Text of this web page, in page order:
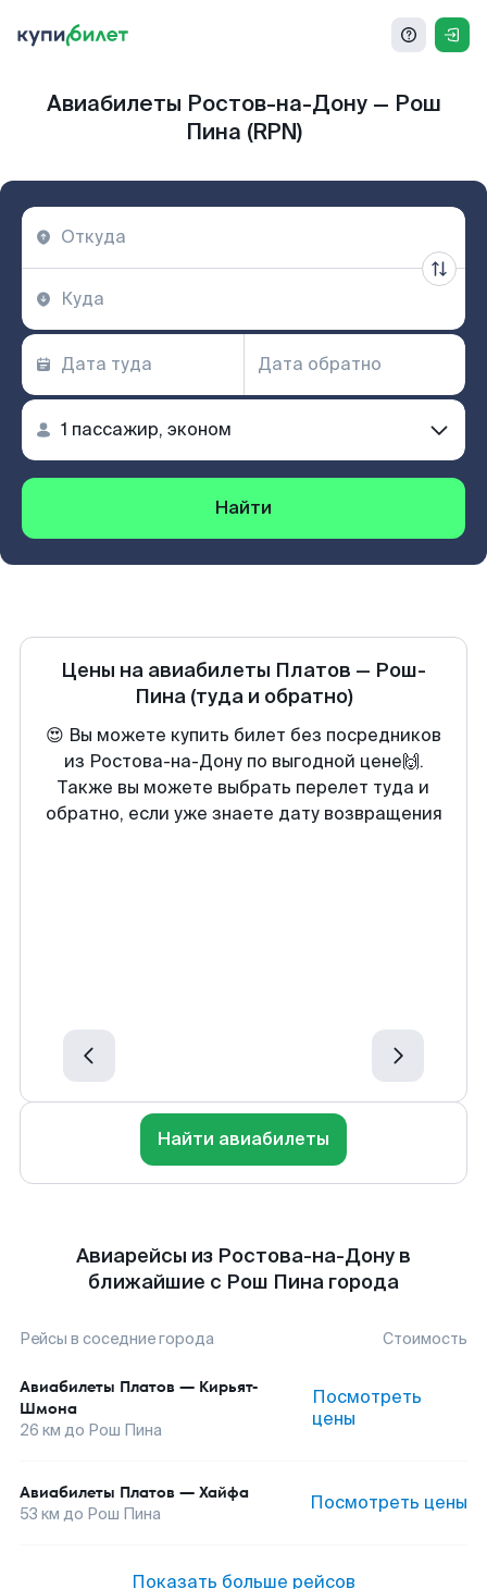
Авиабилеты Ростов-на-Дону — Рош
Пина (RPN)
Найти
Цены на авиабилеты Платов — Рош-
Пина (туда и обратно)
😍 Вы можете купить билет без посредников
из Ростова-на-Дону по выгодной цене🙌.
Также вы можете выбрать перелет туда и
обратно, если уже знаете дату возвращения
Найти авиабилеты
Авиарейсы из Ростова-на-Дону в
ближайшие с Рош Пина города
Рейсы в соседние города Стоимость
Авиабилеты Платов — Кирьят-
Шмона
26 км до Рош Пина
Посмотреть
цены
Авиабилеты Платов — Хайфа
53 км до Рош Пина Посмотреть цены
Показать больше рейсов